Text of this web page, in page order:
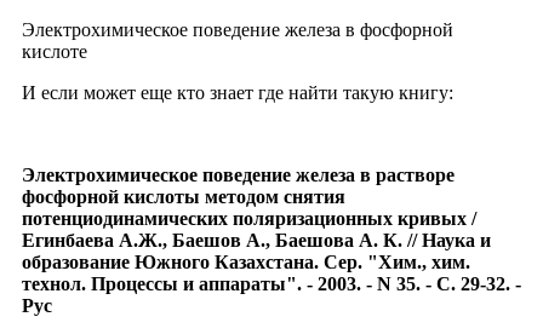
Электрохимическое поведение железа в фосфорной
кислоте
И если может еще кто знает где найти такую книгу:
Электрохимическое поведение железа в растворе
фосфорной кислоты методом снятия
потенциодинамических поляризационных кривых /
Егинбаева А.Ж., Баешов А., Баешова А. К. // Наука и
образование Южного Казахстана. Сер. "Хим., хим.
технол. Процессы и аппараты". - 2003. - N 35. - С. 29-32. -
Рус